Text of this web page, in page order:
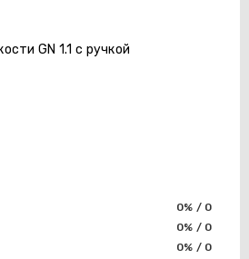
GN 1.1 с ручкой
0% / 0
0% / 0
0% / 0